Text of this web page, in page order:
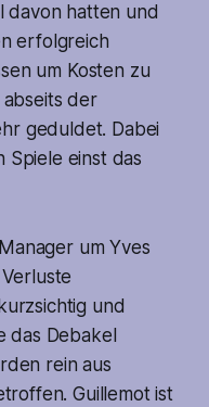
davon hatten und
erfolgreich
um Kosten zu
der
geduldet. Dabei
Spiele einst das
um Yves
und
das Debakel
rein aus
Guillemot ist